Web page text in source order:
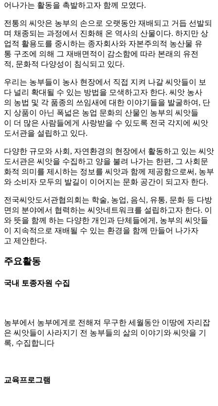
어나가는 활동을 촉발하고자 함께 모였다.
전통의 씨앗은 농부의 손으로 오랫동안 재배되고 거듭 선발되
며 채종되는 과정에서 진화해 온 역사의 산물이다. 하지만 상
업적 활용도를 중시하는 종자회사와 자본주의적 농산물 유
통 구조에 의해 그 재배면적이 감소함에 따라 본래의 유전
적, 문화적 다양성이 침식되고 있다.
우리는 농부들이 농사 현장에서 직접 지켜 나갈 씨앗들이 보
다 널리 확대될 수 있는 방법을 모색하고자 한다. 씨앗 농사
의 농법 및 각 품종의 쓰임새에 대한 이야기들을 발굴하여, 단
지 상품이 아닌 폭넓은 농업 문화의 산물인 농부의 씨앗들
이 더 많은 사람들에게 사랑받을 수 있도록 전국 각지에 씨앗
도서관을 설립하고 있다.
다양한 규모와 사회, 자연환경의 현장에서 활동하고 있는 씨앗
도서관은 씨앗을 수집하고 양을 불려 나가는 한편, 그 사회문
화적 의미를 제시하는 정보를 씨앗과 함께 제공함으로써, 농부
와 소비자 모두의 발길이 이어지는 문화 공간이 되고자 한다.
전국씨앗도서관협의회는 학술, 농업, 음식, 유통, 문화 등 다방
면의 분야에서 협력하는 씨앗네트워크를 설립하고자 한다. 이
와 뜻을 함께 하는 다양한 개인과 단체들에게, 농부의 씨앗들
이 지속적으로 재배될 수 있는 환경을 함께 만들어 나가자
고 제안한다.
주요활동
국내 토종자원 수집
농부에서 농부에게로 전해져 무구한 세월동안 이땅에 자리잡
은 씨앗들이 사라지기 전 농부들의 삶의 이야기와 씨앗을 기
록, 수집합니다
교육프로그램